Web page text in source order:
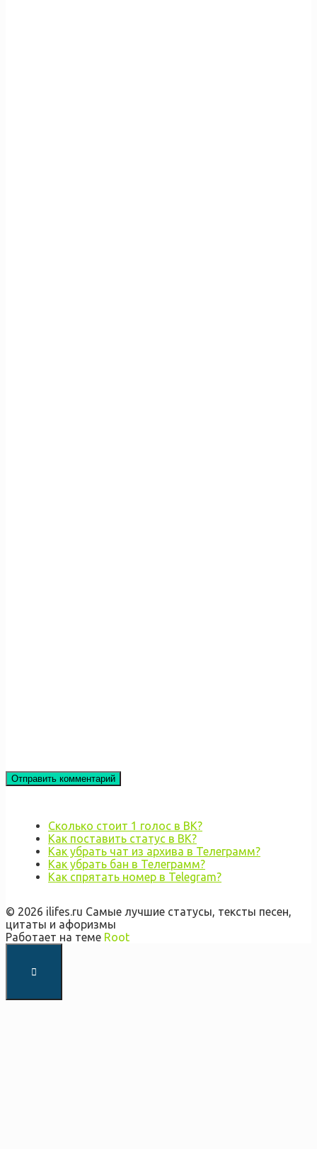
Сколько стоит 1 голос в ВК?
Как поставить статус в ВК?
Как убрать чат из архива в Телеграмм?
Как убрать бан в Телеграмм?
Как спрятать номер в Telegram?
© 2026 ilifes.ru Самые лучшие статусы, тексты песен,
цитаты и афоризмы
Работает на теме Root